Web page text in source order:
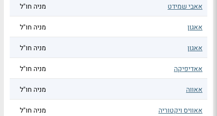
אאבי שמידט מניה חו"ל
אאגון מניה חו"ל
אאגון מניה חו"ל
אאדיפיקה מניה חו"ל
אאווה מניה חו"ל
אאוויס ויקטוריה מניה חו"ל